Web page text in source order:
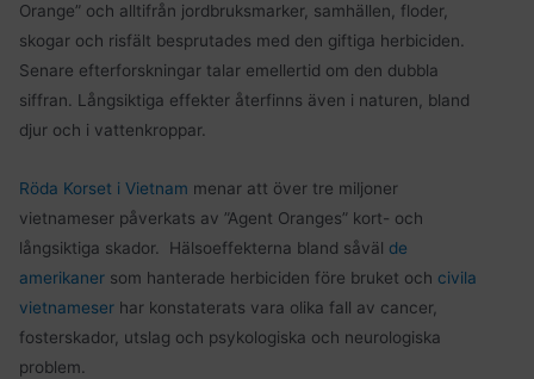
Orange” och alltifrån jordbruksmarker, samhällen, floder,
skogar och risfält besprutades med den giftiga herbiciden.
Senare efterforskningar talar emellertid om den dubbla
siffran. Långsiktiga effekter återfinns även i naturen, bland
djur och i vattenkroppar.
Röda Korset i Vietnam menar att över tre miljoner
vietnameser påverkats av ”Agent Oranges” kort- och
långsiktiga skador. Hälsoeffekterna bland såväl de
amerikaner som hanterade herbiciden före bruket och civila
vietnameser har konstaterats vara olika fall av cancer,
fosterskador, utslag och psykologiska och neurologiska
problem.